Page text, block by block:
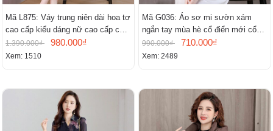
Mã L875: Váy trung niên dài hoa tơ
cao cấp kiểu dáng nữ cao cấp cao
cấp thần
1.390.000₫ 980.000₫
Xem: 1510
Mã G036: Áo sơ mi sườn xám
ngắn tay mùa hè cổ điển mới cổ
đứng
990.000₫ 710.000₫
Xem: 2489